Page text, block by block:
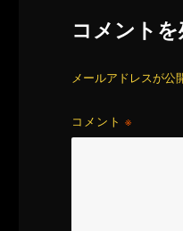
コメント
メールアドレスが公
コメント※